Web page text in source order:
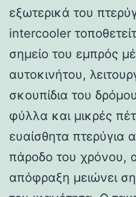
εξωτερικά του
intercooler
σημείο του εμπρός
αυτοκινήτου,
σκουπίδια του
φύλλα και μικρές
ευαίσθητα πτερύγια
πάροδο του χρόνου,
απόφραξη μειώνει